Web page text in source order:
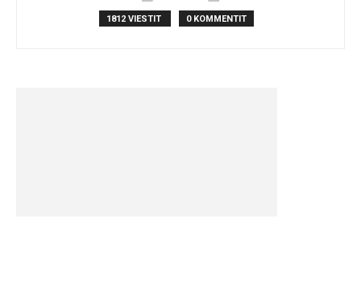
1812 VIESTIT 0 KOMMENTIT